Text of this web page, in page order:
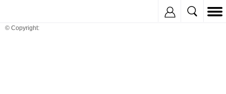
© Copyright: